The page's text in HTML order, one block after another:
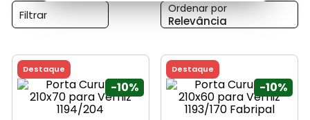
6º
telha
8º
cimento
9
torneira
vaso sanitário
Ordenar por
Relevância
Filtrar
Destaque
-10%
Destaque
-10%